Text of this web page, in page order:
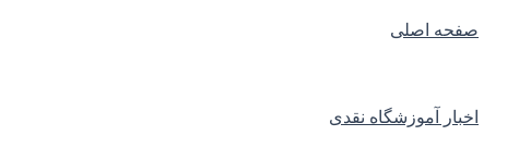
صفحه اصلی
اخبار آموزشگاه نقدی